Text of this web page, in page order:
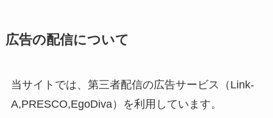
広告の配信について
当サイトでは、第三者配信の広告サービス（Link-
A,PRESCO,EgoDiva ）を利用しています。